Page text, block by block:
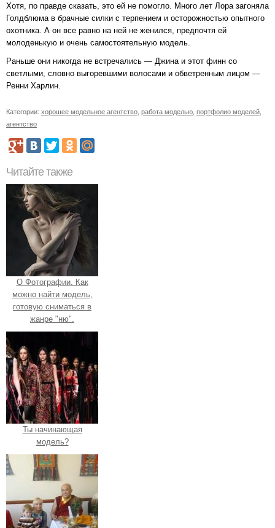
Хотя, по правде сказать, это ей не помогло. Много лет Лора загоняла
Голдблюма в брачные силки с терпением и осторожностью опытного
охотника. А он все равно на ней не женился, предпочтя ей
молоденькую и очень самостоятельную модель.
Раньше они никогда не встречались — Джина и этот финн со
светлыми, словно выгоревшими волосами и обветренным лицом —
Ренни Харлин.
Категории: хорошее модельное агентство работа моделью портфолио моделей
агентство
Читайте также
О Фотографии. Как
можно найти модель,
готовую сниматься в
жанре "ню".
Ты начинающая
модель?